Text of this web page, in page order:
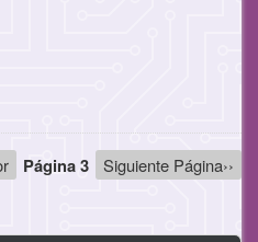
Página 3
Siguiente
Siguiente Página››